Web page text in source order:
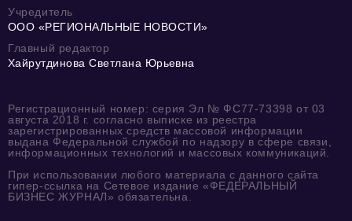
Учредитель
ООО «РЕГИОНАЛЬНЫЕ НОВОСТИ»
Главный редактор
Хайрутдинова Светлана Юрьевна
Регистрационный номер: серия Эл № ФС77-73398 от 03
августа 2018 г. согласно выписке из реестра
зарегистрированных средств массовой информации
выдана Федеральной службой по надзору в сфере связи,
информационных технологий и массовых коммуникаций.
При использовании любого материала с данного сайта
гипер-ссылка на Сетевое издание «ФЕДЕРАЛЬНЫЙ
БИЗНЕС ЖУРНАЛ» обязательна.